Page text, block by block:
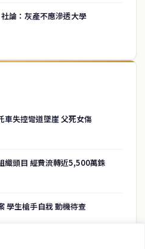
論：灰產不應滲透大學
車失控彎道墜崖 父死女傷
織頭目 經費流轉近5,500萬銖
學生槍手自戕 動機待查
設於曼谷的中文新聞媒體，致力於
容。
房地產